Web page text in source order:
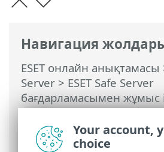
Навигация
ESET онлайн анықтамасы
Server > ESET Safe Server
бағдарламасымен жұмыс
Кеңейтілген орнату>
Бұлттық қорғау> Бұлттық
арналған ерекшелік сүзгісі
Your account,
choice